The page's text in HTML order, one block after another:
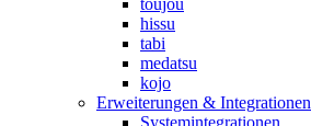
hissu
tabi
medatsu
kojo
Erweiterungen & Integrationen
Systemintegrationen